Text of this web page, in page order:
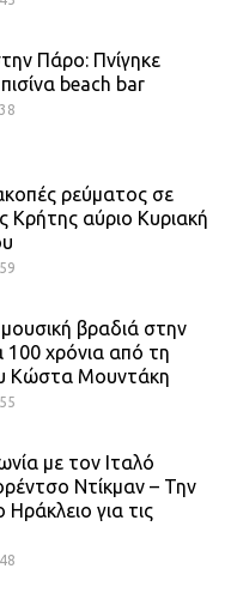
Πάρο: Πνίγηκε
beach bar
ρεύματος σε
Κρήτης αύριο Κυριακή
βραδιά στην
100 χρόνια από τη
Κώστα Μουντάκη
με τον Ιταλό
Ντίκμαν – Την
Ηράκλειο για τις